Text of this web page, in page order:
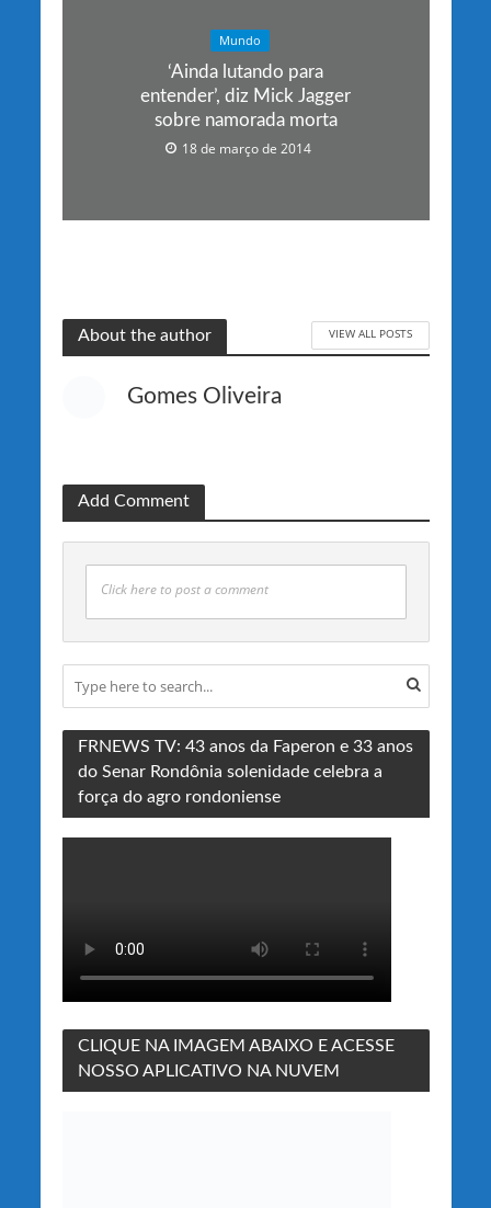
Mundo
‘Ainda lutando para
entender’, diz Mick Jagger
sobre namorada morta
18 de março de 2014
About the author VIEW ALL POSTS
Gomes Oliveira
Add Comment
Click here to post a comment
FRNEWS TV: 43 anos da Faperon e 33 anos
do Senar Rondônia solenidade celebra a
força do agro rondoniense
CLIQUE NA IMAGEM ABAIXO E ACESSE
NOSSO APLICATIVO NA NUVEM